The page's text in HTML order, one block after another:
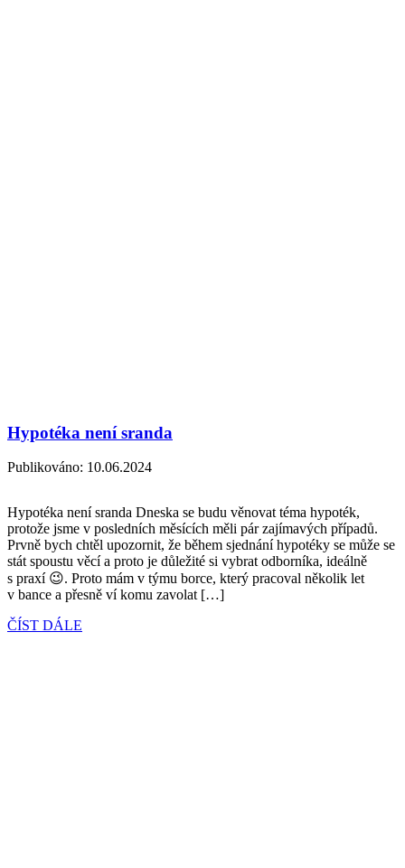
Hypotéka není sranda
Publikováno: 10.06.2024
Hypotéka není sranda Dneska se budu věnovat téma hypoték,
protože jsme v posledních měsících měli pár zajímavých případů.
Prvně bych chtěl upozornit, že během sjednání hypotéky se může se
stát spoustu věcí a proto je důležité si vybrat odborníka, ideálně
s praxí 😉. Proto mám v týmu borce, který pracoval několik let
v bance a přesně ví komu zavolat […]
ČÍST DÁLE